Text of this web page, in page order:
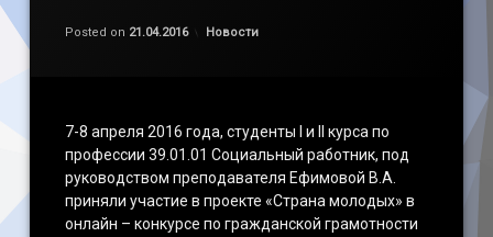
Posted on 21.04.2016
Обновлено на
by
Категории:
Новости
7-8 апреля 2016 года, студенты I и II курса по
профессии 39.01.01 Социальный работник, под
руководством преподавателя Ефимовой В.А.
приняли участие в проекте «Страна молодых» в
онлайн – конкурсе по гражданской грамотности